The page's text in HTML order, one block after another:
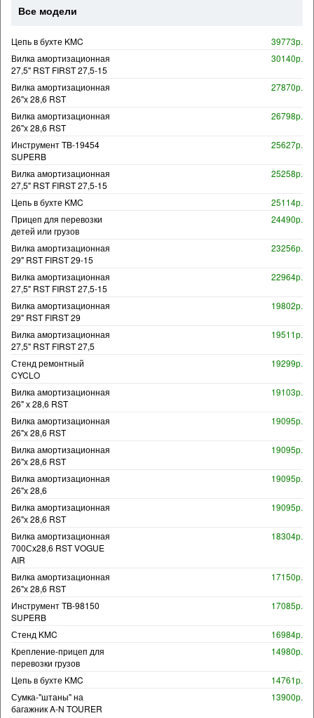
Все модели
Цепь в бухте KMC
39773р.
Вилка амортизационная
27,5" RST FIRST 27,5-15
30140р.
Вилка амортизационная
26"х 28,6 RST
27870р.
Вилка амортизационная
26"х 28,6 RST
26798р.
Инструмент TB-19454
SUPERB
25627р.
Вилка амортизационная
27,5" RST FIRST 27,5-15
25258р.
Цепь в бухте KMC
25114р.
Прицеп для перевозки
детей или грузов
24490р.
Вилка амортизационная
29" RST FIRST 29-15
23256р.
Вилка амортизационная
27,5" RST FIRST 27,5-15
22964р.
Вилка амортизационная
29" RST FIRST 29
19802р.
Вилка амортизационная
27,5" RST FIRST 27,5
19511р.
Стенд ремонтный
CYCLO
19299р.
Вилка амортизационная
26" х 28,6 RST
19103р.
Вилка амортизационная
26"х 28,6 RST
19095р.
Вилка амортизационная
26"х 28,6 RST
19095р.
Вилка амортизационная
26"х 28,6
19095р.
Вилка амортизационная
26"х 28,6 RST
19095р.
Вилка амортизационная
700Сх28,6 RST VOGUE
AIR
18304р.
Вилка амортизационная
26"х 28,6 RST
17150р.
Инструмент TB-98150
SUPERB
17085р.
Стенд KMC
16984р.
Крепление-прицеп для
перевозки грузов
14980р.
Цепь в бухте KMC
14761р.
Сумка-"штаны" на
багажник A-N TOURER
13900р.